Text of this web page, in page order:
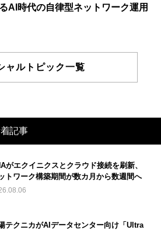
るAI時代の自律型ネットワーク運用
ャルトピック一覧
記事
がエクイニクスとクラウド接続を刷新、
トワーク構築期間が数カ月から数週間へ
テクニカがAIデータセンター向け「Ultra